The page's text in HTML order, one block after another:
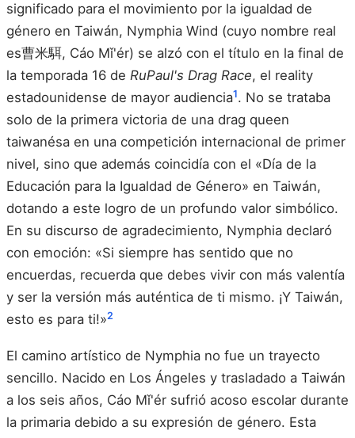
significado para el movimiento por la igualdad de
género en Taiwán, Nymphia Wind (cuyo nombre real
es曹米駬, Cáo Mǐ'ér) se alzó con el título en la final de
la temporada 16 de RuPaul's Drag Race, el reality
estadounidense de mayor audiencia1. No se trataba
solo de la primera victoria de una drag queen
taiwanésa en una competición internacional de primer
nivel, sino que además coincidía con el «Día de la
Educación para la Igualdad de Género» en Taiwán,
dotando a este logro de un profundo valor simbólico.
En su discurso de agradecimiento, Nymphia declaró
con emoción: «Si siempre has sentido que no
encuerdas, recuerda que debes vivir con más valentía
y ser la versión más auténtica de ti mismo. ¡Y Taiwán,
esto es para ti!»2
El camino artístico de Nymphia no fue un trayecto
sencillo. Nacido en Los Ángeles y trasladado a Taiwán
a los seis años, Cáo Mǐ'ér sufrió acoso escolar durante
la primaria debido a su expresión de género. Esta